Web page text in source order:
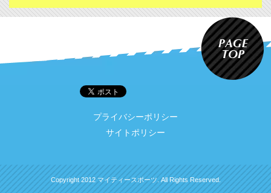
プライバシーポリシー
サイトポリシー
Copyright 2012 マイティースポーツ. All Rights Reserved.